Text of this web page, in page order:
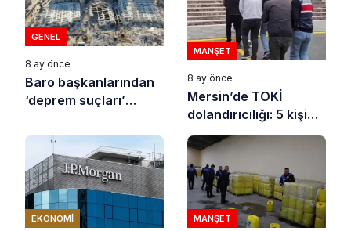
GENEL
8 ay önce
Baro başkanlarından
‘deprem suçları’
MANŞET
8 ay önce
Mersin’de TOKİ
dolandırıcılığı: 5 kişi
tutuklandı
EKONOMI MANŞET